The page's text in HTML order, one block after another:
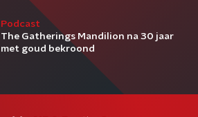
Podcast
The Gatherings Mandilion na 30 jaar
met goud bekroond